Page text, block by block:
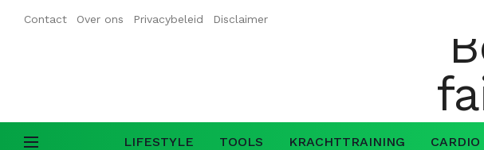
Contact Over ons Privacybeleid Disclaimer
LIFESTYLE TOOLS KRACHTTRAINING CARDIO